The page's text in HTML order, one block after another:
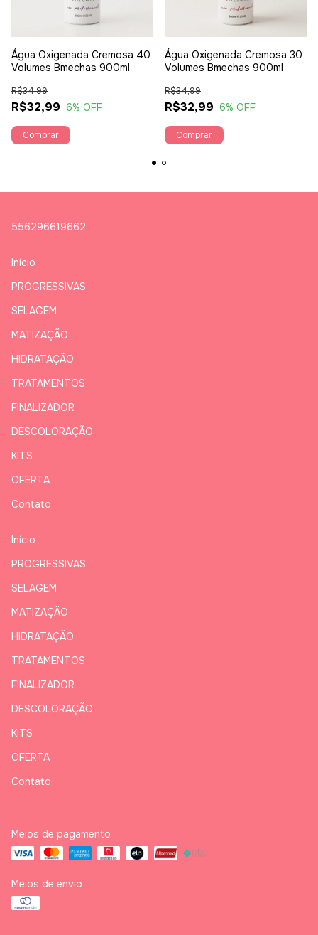
Água Oxigenada Cremosa 40
Volumes Bmechas 900ml
R$32,99
R$34,99
6% OFF
Água Oxigenada Cremosa 30
Volumes Bmechas 900ml
R$32,99
R$34,99
6% OFF
556296619662
Início
PROGRESSIVAS
SELAGEM
MATIZAÇÃO
HIDRATAÇÃO
TRATAMENTOS
FINALIZADOR
DESCOLORAÇÃO
KITS
OFERTA
Contato
Início
PROGRESSIVAS
SELAGEM
MATIZAÇÃO
HIDRATAÇÃO
TRATAMENTOS
FINALIZADOR
DESCOLORAÇÃO
KITS
OFERTA
Contato
Meios de pagamento
Meios de envio